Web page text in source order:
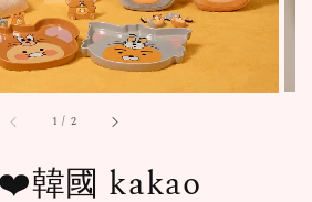
1 / 2
韓國 kakao